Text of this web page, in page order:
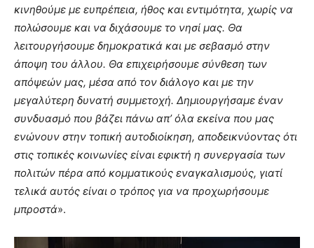
κινηθούμε με ευπρέπεια, ήθος και εντιμότητα, χωρίς να
πολώσουμε και να διχάσουμε το νησί μας. Θα
λειτουργήσουμε δημοκρατικά και με σεβασμό στην
άποψη του άλλου. Θα επιχειρήσουμε σύνθεση των
απόψεών μας, μέσα από τον διάλογο και με την
μεγαλύτερη δυνατή συμμετοχή. Δημιουργήσαμε έναν
συνδυασμό που βάζει πάνω απ’ όλα εκείνα που μας
ενώνουν στην τοπική αυτοδιοίκηση, αποδεικνύοντας ότι
στις τοπικές κοινωνίες είναι εφικτή η συνεργασία των
πολιτών πέρα από κομματικούς εναγκαλισμούς, γιατί
τελικά αυτός είναι ο τρόπος για να προχωρήσουμε
μπροστά».